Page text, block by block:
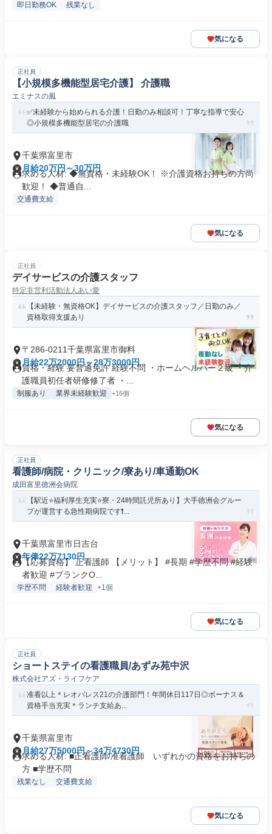
即日勤務OK 残業なし
気になる
正社員
【小規模多機能型居宅介護】 介護職
エミナスの風
✅未経験から始められる介護！日勤のみ相談可！丁寧な指導で安心
◎小規模多機能型居宅の介護職
千葉県富里市
月給20万円～30万円
求める人材: ◆無資格・未経験OK！ ※介護資格お持ちの方尚
歓迎！ ◆普通自...
交通費支給
気になる
正社員
デイサービスの介護スタッフ
特定非営利活動法人あい愛
【未経験・無資格OK】デイサービスの介護スタッフ／日勤のみ／
資格取得支援あり
〒286-0211千葉県富里市御料
月給22万2000円～28万3000円
資格・経験 要普通免許 経験不問 ・ホームヘルパー２級 ・介
護職員初任者研修修了者 ・...
制服あり 業界未経験歓迎 +16個
気になる
正社員
看護師/病院・クリニック/寮あり/車通勤OK
成田富里徳洲会病院
【駅近⭐福利厚生充実⭐寮・24時間託児所あり】大手徳洲会グルー
プが運営する急性期病院です❗...
千葉県富里市日吉台
年俸22万7130円
【応募資格】 正看護師 【メリット】 #長期 #学歴不問 #経験
者歓迎 #ブランクO...
学歴不問 経験者歓迎 +1個
気になる
正社員
ショートステイの看護職員/あずみ苑中沢
株式会社アズ・ライフケア
准看以上＊レオパレス21の介護部門！年間休日117日◎ボーナス＆
資格手当充実＊ランチ支給あ...
千葉県富里市
月給27万5000円～34万4730円
求める人材: ■正看護師/准看護師 いずれかの資格をお持ちの
方 ■学歴不問
残業なし 交通費支給
気になる